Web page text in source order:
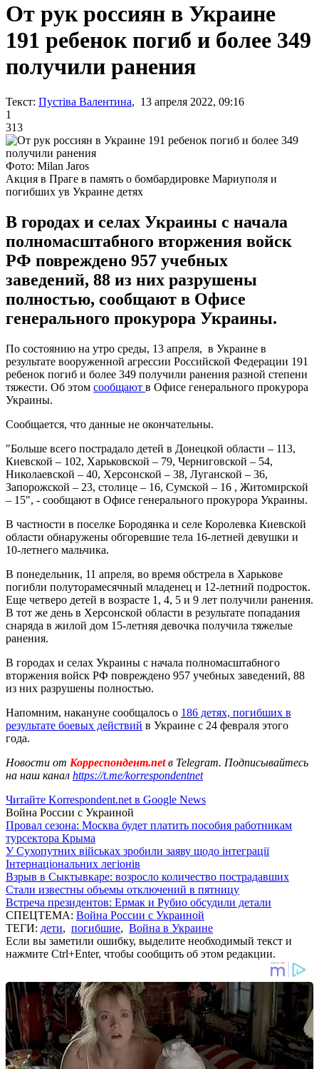
От рук россиян в Украине
191 ребенок погиб и более 349
получили ранения
Текст: Пустіва Валентина, 13 апреля 2022, 09:16
1
313
Фото: Milan Jaros
Акция в Праге в память о бомбардировке Мариуполя и
погибших ув Украине детях
В городах и селах Украины с начала
полномасштабного вторжения войск
РФ повреждено 957 учебных
заведений, 88 из них разрушены
полностью, сообщают в Офисе
генерального прокурора Украины.
По состоянию на утро среды, 13 апреля, в Украине в
результате вооруженной агрессии Российской Федерации 191
ребенок погиб и более 349 получили ранения разной степени
тяжести. Об этом сообщают в Офисе генерального прокурора
Украины.
Сообщается, что данные не окончательны.
"Больше всего пострадало детей в Донецкой области – 113,
Киевской – 102, Харьковской – 79, Черниговской – 54,
Николаевской – 40, Херсонской – 38, Луганской – 36,
Запорожской – 23, столице – 16, Сумской – 16 , Житомирской
– 15", - сообщают в Офисе генерального прокурора Украины.
В частности в поселке Бородянка и селе Королевка Киевской
области обнаружены обгоревшие тела 16-летней девушки и
10-летнего мальчика.
В понедельник, 11 апреля, во время обстрела в Харькове
погибли полуторамесячный младенец и 12-летний подросток.
Еще четверо детей в возрасте 1, 4, 5 и 9 лет получили ранения.
В тот же день в Херсонской области в результате попадания
снаряда в жилой дом 15-летняя девочка получила тяжелые
ранения.
В городах и селах Украины с начала полномасштабного
вторжения войск РФ повреждено 957 учебных заведений, 88
из них разрушены полностью.
Напомним, накануне сообщалось о 186 детях, погибших в
результате боевых действий в Украине с 24 февраля этого
года.
Новости от Корреспондент.netв Telegram. Подписывайтесь
на наш канал https://t.me/korrespondentnet
Читайте Korrespondent.net в Google News
Война России с Украиной
Провал сезона: Москва будет платить пособия работникам
турсектора Крыма
У Сухопутних військах зробили заяву щодо інтеграції
Інтернаціональних легіонів
Взрыв в Сыктывкаре: возросло количество пострадавших
Стали известны объемы отключений в пятницу
Встреча президентов: Ермак и Рубио обсудили детали
СПЕЦТЕМА: Война России с Украиной
ТЕГИ: дети, погибшие, Война в Украине
Если вы заметили ошибку, выделите необходимый текст и
нажмите Ctrl+Enter, чтобы сообщить об этом редакции.